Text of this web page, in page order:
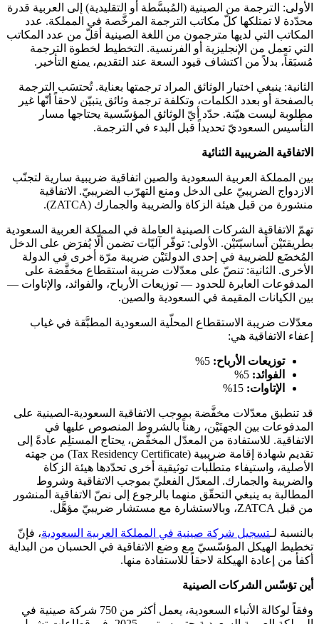
الأولى: الترجمة من الصينية (المُبسَّطة أو التقليدية) إلى العربية قدرة
محدّدة لا تمتلكها كلّ مكاتب الترجمة المرخَّصة في المملكة. عدد
المكاتب التي لديها مترجمون من اللغة الصينية أقلّ من عدد المكاتب
التي تعمل من الإنجليزية أو الفرنسية. التخطيط لخطوة الترجمة
مُسبَقاً، بدلاً من اكتشاف قيود السعة عند التقديم، يمنع التأخير.
الثانية: ينبغي اختيار الوثائق المراد ترجمتها بعناية. تُحتسَب الترجمة
بالصفحة أو بعدد الكلمات، وتكلفة ترجمة وثائق يتبيّن لاحقاً أنّها غير
مطلوبة ليست هيّنة. حدّد أيّ الوثائق المؤسّسية يحتاجها مسار
التأسيس السعوديّ تحديداً قبل البدء في الترجمة.
الاتفاقية الضريبية الثنائية
بين المملكة العربية السعودية والصين اتفاقية ضريبية سارية لتجنّب
الازدواج الضريبيّ على الدخل ومنع التهرّب الضريبيّ. الاتفاقية
منشورة من قبل هيئة الزكاة والضريبة والجمارك (ZATCA).
تهمّ الاتفاقية الشركات الصينية العاملة في المملكة العربية السعودية
بطريقتَيْن أساسيّتَيْن. الأولى: توفّر آليّات تضمن ألّا يُفرَض على الدخل
المُخضَع للضريبة في إحدى الدولتَيْن ضريبة مرّة أخرى في الدولة
الأخرى. الثانية: تنصّ على معدّلات ضريبة استقطاع مخفَّضة على
المدفوعات العابرة للحدود — توزيعات الأرباح، والفوائد، والإتاوات —
بين الكيانات المقيمة في السعودية والصين.
معدّلات ضريبة الاستقطاع المحلّية السعودية المطبَّقة في غياب
إعفاء الاتفاقية هي:
توزيعات الأرباح: 5%
الفوائد: 5%
الإتاوات: 15%
قد تنطبق معدّلات مخفَّضة بموجب الاتفاقية السعودية-الصينية على
المدفوعات بين الجهتَيْن، رهناً بالشروط المنصوص عليها في
الاتفاقية. للاستفادة من المعدّل المخفَّض، يحتاج المستلِم عادةً إلى
تقديم شهادة إقامة ضريبية (Tax Residency Certificate) من جهته
الأصلية، واستيفاء متطلّبات توثيقية أخرى تحدّدها هيئة الزكاة
والضريبة والجمارك. المعدّل الفعليّ بموجب الاتفاقية وشروط
المطالبة به ينبغي التحقّق منهما بالرجوع إلى نصّ الاتفاقية المنشور
من قبل ZATCA، وبالاستشارة مع مستشار ضريبيّ مؤهَّل.
بالنسبة لـتسجيل شركة صينية في المملكة العربية السعودية، فإنّ
تخطيط الهيكل المؤسّسيّ مع وضع الاتفاقية في الحسبان من البداية
أكفأ من إعادة الهيكلة لاحقاً للاستفادة منها.
أين تؤسّس الشركات الصينية
وفقاً لوكالة الأنباء السعودية، يعمل أكثر من 750 شركة صينية في